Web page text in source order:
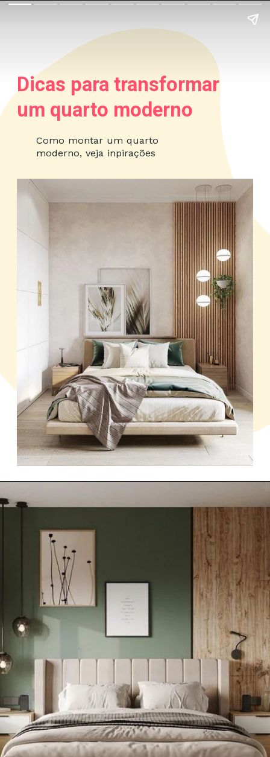
Como montar um quarto
moderno, veja inpirações
Dicas para transformar
um quarto moderno